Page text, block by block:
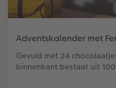
Adventskalender met
Gevuld met 24
binnenkant bestaat uit